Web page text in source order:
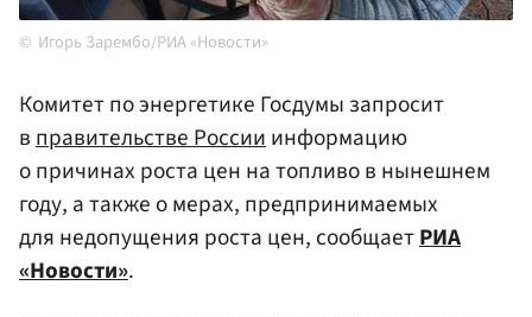
Игорь Зарембо/РИА «Новости»
Комитет по энергетике Госдумы запросит
вправительстве Россииинформацию
о причинах роста цен на топливо в нынешнем
году, а также о мерах, предпринимаемых
для недопущения роста цен, сообщаетРИА
«Новости».